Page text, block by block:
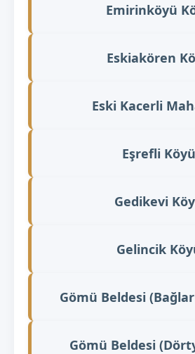
Emirinköyü
Eskiakören
Eski Kacerli
Eşrefli Köyü
Gedikevi
Gelincik
Gömü Beldesi
Gömü Beldesi